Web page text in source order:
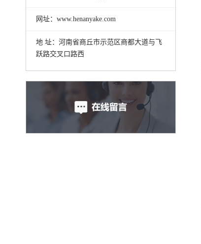
网址：www.henanyake.com
地 址：河南省商丘市示范区商都大道与飞
跃路交叉口路西